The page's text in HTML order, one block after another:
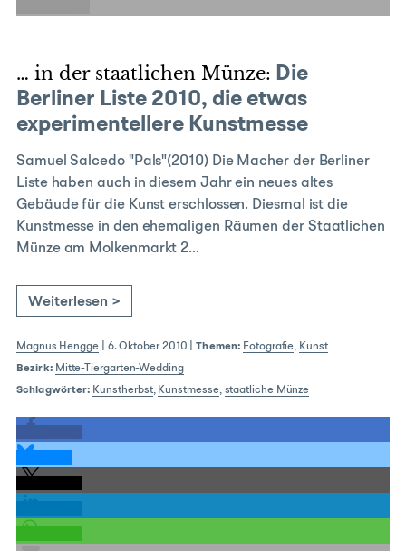
… in der staatlichen Münze: Die
Berliner Liste 2010, die etwas
experimentellere Kunstmesse
Samuel Salcedo "Pals"(2010) Die Macher der Berliner
Liste haben auch in diesem Jahr ein neues altes
Gebäude für die Kunst erschlossen. Diesmal ist die
Kunstmesse in den ehemaligen Räumen der Staatlichen
Münze am Molkenmarkt 2…
Weiterlesen >
Magnus Hengge| 6. Oktober 2010 |Themen: Fotografie, Kunst
Bezirk: Mitte-Tiergarten-Wedding
Schlagwörter: Kunstherbst, Kunstmesse, staatliche Münze